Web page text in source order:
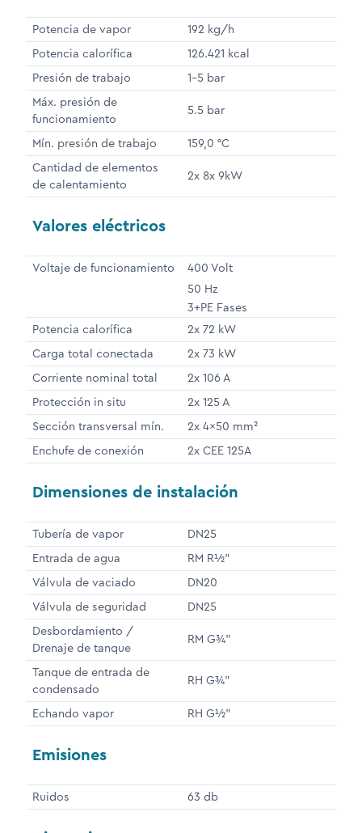
Potencia de vapor
192 kg/h
Potencia calorífica
126.421 kcal
Presión de trabajo
1-5 bar
Máx. presión de
funcionamiento
5.5 bar
Mín. presión de trabajo
159,0 °C
Cantidad de elementos
de calentamiento
2x 8x 9kW
Valores eléctricos
Voltaje de funcionamiento
400 Volt
50 Hz
3+PE Fases
Potencia calorífica
2x 72 kW
Carga total conectada
2x 73 kW
Corriente nominal total
2x 106 A
Protección in situ
2x 125 A
Sección transversal mín.
2x 4x50 mm²
Enchufe de conexión
2x CEE 125A
Dimensiones de instalación
Tubería de vapor
DN25
Entrada de agua
RM R½"
Válvula de vaciado
DN20
Válvula de seguridad
DN25
Desbordamiento /
Drenaje de tanque
RM G¾"
Tanque de entrada de
condensado
RH G¾"
Echando vapor
RH G½"
Emisiones
Ruidos 63 db